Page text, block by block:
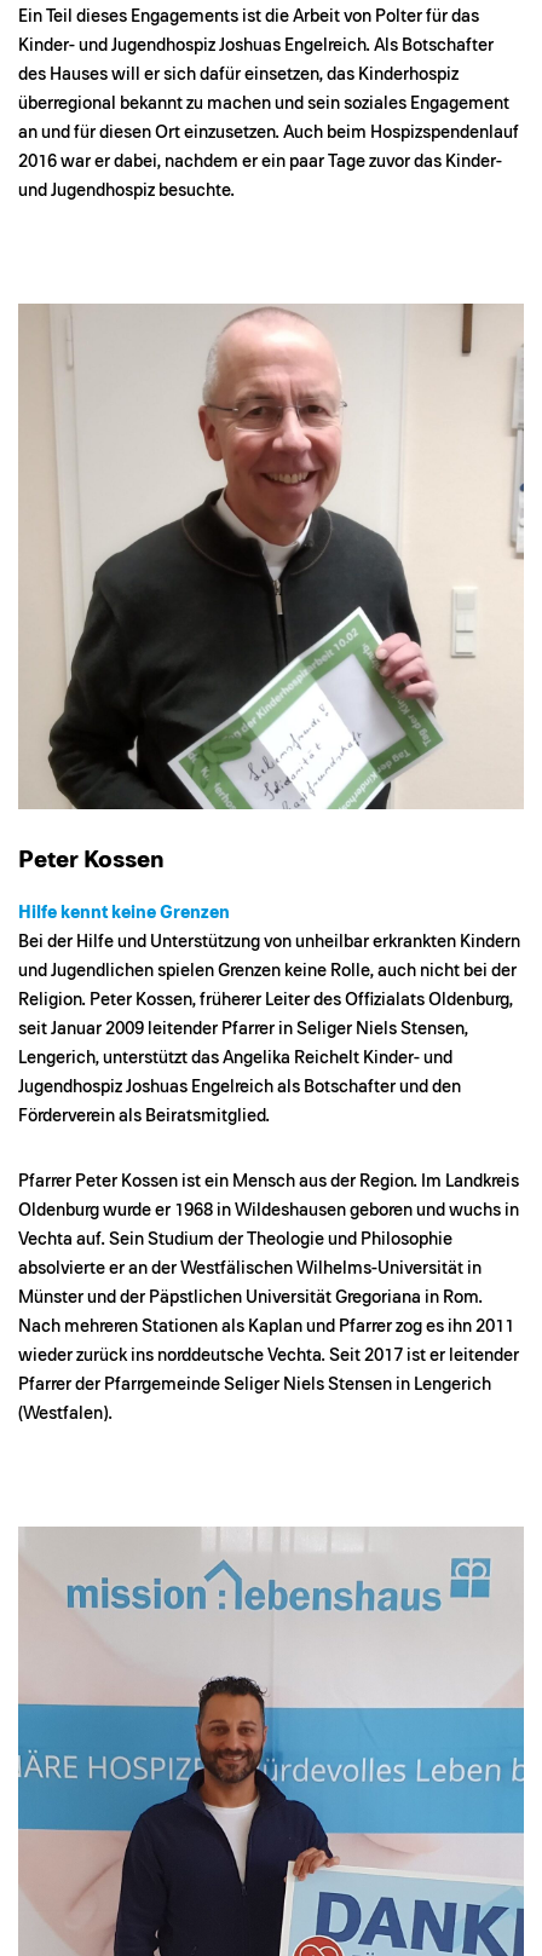
Ein Teil dieses Engagements ist die Arbeit von Polter für das
Kinder- und Jugendhospiz Joshuas Engelreich. Als Botschafter
des Hauses will er sich dafür einsetzen, das Kinderhospiz
überregional bekannt zu machen und sein soziales Engagement
an und für diesen Ort einzusetzen. Auch beim Hospizspendenlauf
2016 war er dabei, nachdem er ein paar Tage zuvor das Kinder-
und Jugendhospiz besuchte.
Peter Kossen
Hilfe kennt keine Grenzen
Bei der Hilfe und Unterstützung von unheilbar erkrankten Kindern
und Jugendlichen spielen Grenzen keine Rolle, auch nicht bei der
Religion. Peter Kossen, früherer Leiter des Offizialats Oldenburg,
seit Januar 2009 leitender Pfarrer in Seliger Niels Stensen,
Lengerich, unterstützt das Angelika Reichelt Kinder- und
Jugendhospiz Joshuas Engelreich als Botschafter und den
Förderverein als Beiratsmitglied.
Pfarrer Peter Kossen ist ein Mensch aus der Region. Im Landkreis
Oldenburg wurde er 1968 in Wildeshausen geboren und wuchs in
Vechta auf. Sein Studium der Theologie und Philosophie
absolvierte er an der Westfälischen Wilhelms-Universität in
Münster und der Päpstlichen Universität Gregoriana in Rom.
Nach mehreren Stationen als Kaplan und Pfarrer zog es ihn 2011
wieder zurück ins norddeutsche Vechta. Seit 2017 ist er leitender
Pfarrer der Pfarrgemeinde Seliger Niels Stensen in Lengerich
(Westfalen).